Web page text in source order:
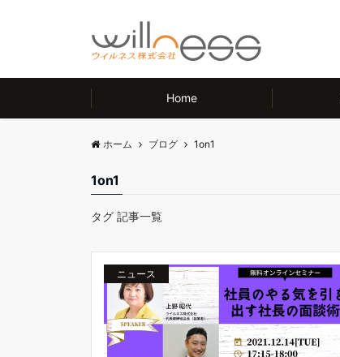
Home
ホーム ブログ 1on1
1on1
タグ 記事一覧
ニュース